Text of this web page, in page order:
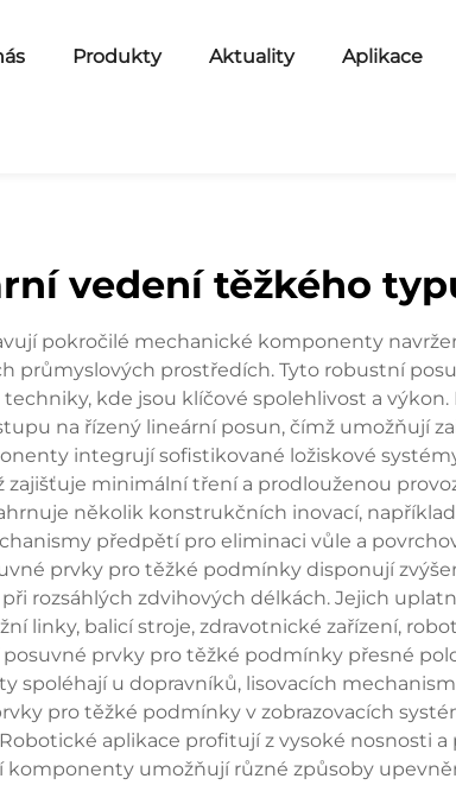
Produkty Aktuality Aplikace
vedení těžkého
pokročilé mechanické komponenty
průmyslových prostředích. Tyto robustní
kde jsou klíčové spolehlivost a
na řízený lineární posun, čímž umožňují
integrují sofistikované ložiskové
zajišťuje minimální tření a prodlouženou
několik konstrukčních inovací,
předpětí pro eliminaci vůle a
prvky pro těžké podmínky disponují
rozsáhlých zdvihových délkách. Jejich
linky, balicí stroje, zdravotnické zařízení,
prvky pro těžké podmínky přesné
spoléhají u dopravníků, lisovacích
pro těžké podmínky v zobrazovacích
aplikace profitují z vysoké nosnosti
umožňují různé způsoby